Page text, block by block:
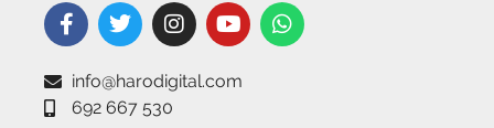
info@harodigital.com
692 667 530